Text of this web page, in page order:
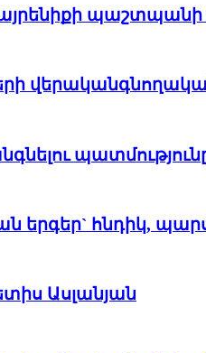
երգեր` հնդիկ,
Ասլանյան